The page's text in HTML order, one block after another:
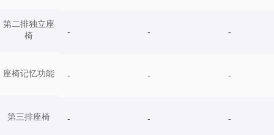
第二排独立座
椅
座椅记忆功能
第三排座椅
- - -
- - -
- - -